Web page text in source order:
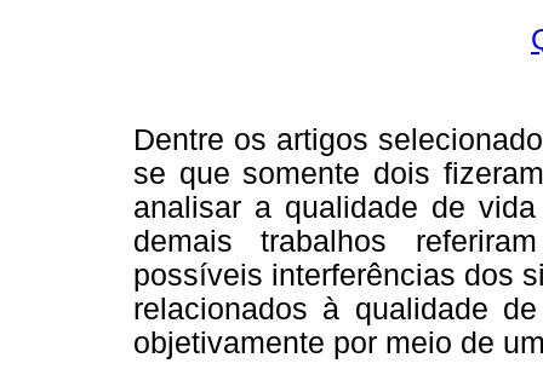
Dentre os artigos
se que somente dois
analisar a qualidade de
demais trabalhos
possíveis interferências dos
relacionados à qualidade
objetivamente por meio de